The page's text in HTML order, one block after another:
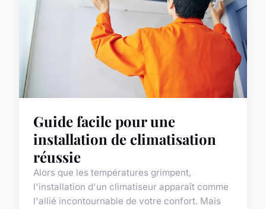
Guide facile pour une
installation de climatisation
réussie
Alors que les températures grimpent,
l'installation d'un climatiseur apparaît comme
l'allié incontournable de votre confort. Mais